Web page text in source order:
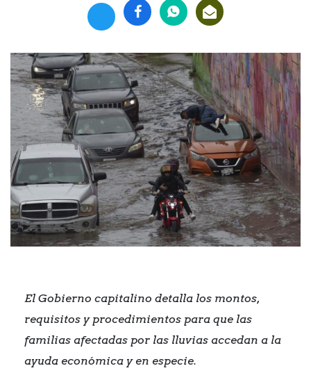
El Gobierno capitalino detalla los montos,
requisitos y procedimientos para que las
familias afectadas por las lluvias accedan a la
ayuda económica y en especie.